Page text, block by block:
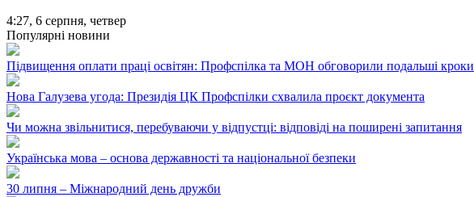
4:27, 6 серпня, четвер
Популярні новини
Підвищення оплати праці освітян: Профспілка та МОН обговорили подальші кроки
Нова Галузева угода: Президія ЦК Профспілки схвалила проєкт документа
Чи можна звільнитися, перебуваючи у відпустці: відповіді на поширені запитання
Українська мова – основа державності та національної безпеки
30 липня – Міжнародний день дружби